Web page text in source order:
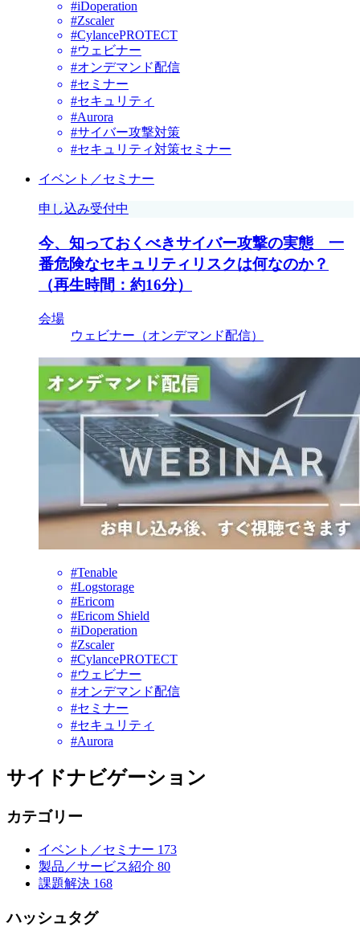
#iDoperation
#Zscaler
#CylancePROTECT
#ウェビナー
#オンデマンド配信
#セミナー
#セキュリティ
#Aurora
#サイバー攻撃対策
#セキュリティ対策セミナー
イベント／セミナー
申し込み受付中
今、知っておくべきサイバー攻撃の実態 一
番危険なセキュリティリスクは何なのか？
（再生時間：約16分）
会場
ウェビナー（オンデマンド配信）
#Tenable
#Logstorage
#Ericom
#Ericom Shield
#iDoperation
#Zscaler
#CylancePROTECT
#ウェビナー
#オンデマンド配信
#セミナー
#セキュリティ
#Aurora
サイドナビゲーション
カテゴリー
イベント／セミナー 173
製品／サービス紹介 80
課題解決 168
ハッシュタグ